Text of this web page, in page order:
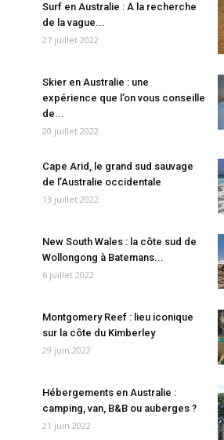
Surf en Australie : A la recherche
de la vague...
27 juillet 2022
Skier en Australie : une
expérience que l’on vous conseille
de...
20 juillet 2022
Cape Arid, le grand sud sauvage
de l’Australie occidentale
13 juillet 2022
New South Wales : la côte sud de
Wollongong à Batemans...
6 juillet 2022
Montgomery Reef : lieu iconique
sur la côte du Kimberley
29 juin 2022
Hébergements en Australie :
camping, van, B&B ou auberges ?
21 juin 2022